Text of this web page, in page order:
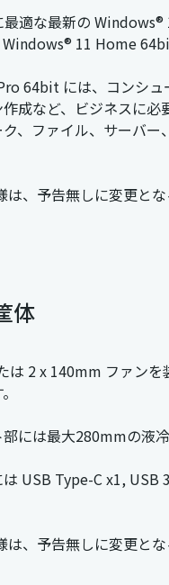
最適な最新の
11 Home
64bit には、コンシ
作成など、ビジネスに
、ファイル、サーバー
、予告無しに変更とな
体
は 2 x 140mm ファン
には最大280mmの液
USB Type-C x1, USB
、予告無しに変更とな